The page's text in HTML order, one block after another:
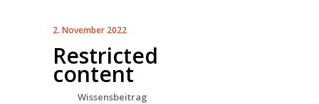
2. November 2022
Restricted
content
Wissensbeitrag